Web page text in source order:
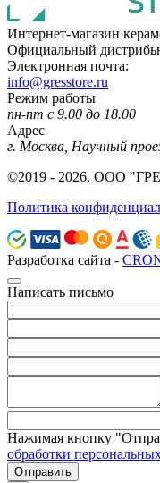
Интернет-магазин
Официальный
Электронная почта:
info@gresstore.ru
Режим работы
пн-пт с 9.00 до 18.00
Адрес
г. Москва, Научный
©2019 - 2026, ООО
Политика
Разработка сайта -
Написать письмо
Нажимая кнопку
обработки
Отправить